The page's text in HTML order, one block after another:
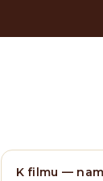
K filmu —